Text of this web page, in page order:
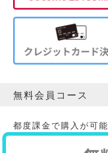
無料会員コース
都度課金で購入が可能